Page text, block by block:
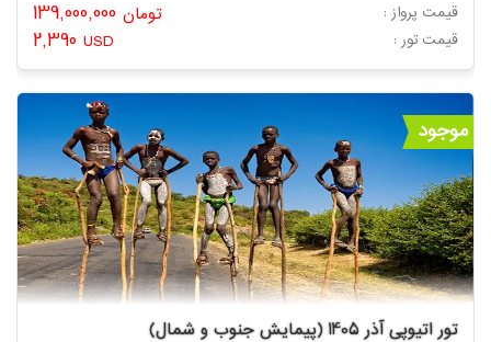
تومان قیمت پرواز :
2,390 USD : قیمت تور
موجود
تور اتیوپی آذر 1405 (پیمایش جنوب و شمال)